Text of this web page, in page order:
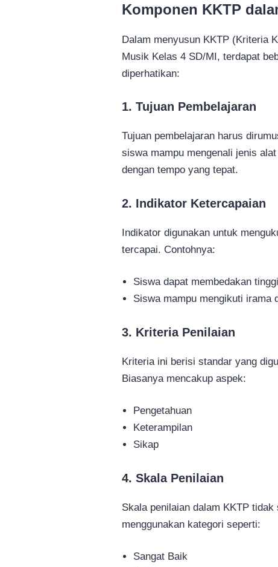
Komponen KKTP
Dalam menyusun KKTP (Kriteria
Musik Kelas 4 SD/MI, terdapat
diperhatikan:
1. Tujuan Pembelajaran
Tujuan pembelajaran harus
siswa mampu mengenali jenis
dengan tempo yang tepat.
2. Indikator Ketercapaian
Indikator digunakan untuk
tercapai. Contohnya:
Siswa dapat membedakan
Siswa mampu mengikuti irama
3. Kriteria Penilaian
Kriteria ini berisi standar yang
Biasanya mencakup aspek:
Pengetahuan
Keterampilan
Sikap
4. Skala Penilaian
Skala penilaian dalam KKTP
menggunakan kategori seperti:
Sangat Baik